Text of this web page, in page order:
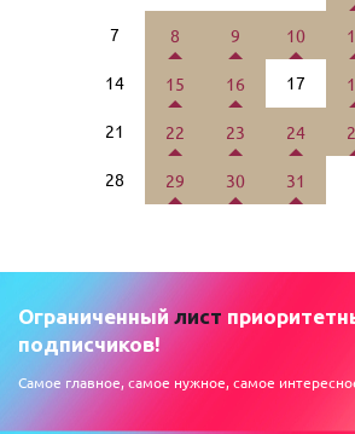
7 8 9 10
14 15 16 17
21 22 23 24
28 29 30 31
Ограниченный лист
подписчиков!
Самое главное, самое нужное, самое